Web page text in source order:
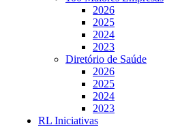
2026
2025
2024
2023
Diretório de Saúde
2026
2025
2024
2023
RL Iniciativas